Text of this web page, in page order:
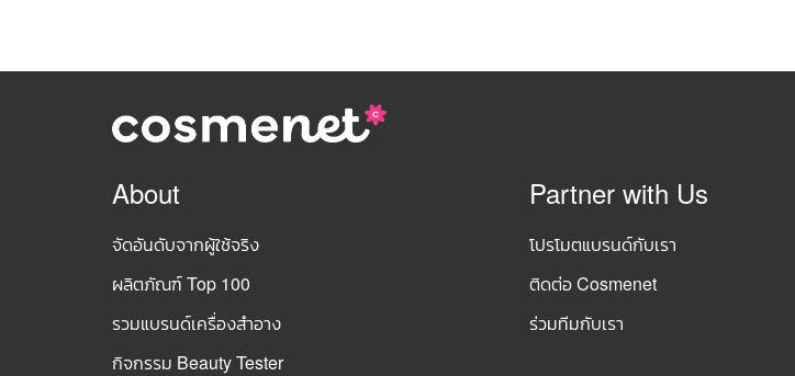
About
จัดอันดับจากผู้ใช้จริง
ผลิตภัณฑ์ Top 100
รวมแบรนด์เครื่องสำอาง
กิจกรรม Beauty Tester
Partner with Us
โปรโมตแบรนด์กับเรา
ติดต่อ Cosmenet
ร่วมทีมกับเรา